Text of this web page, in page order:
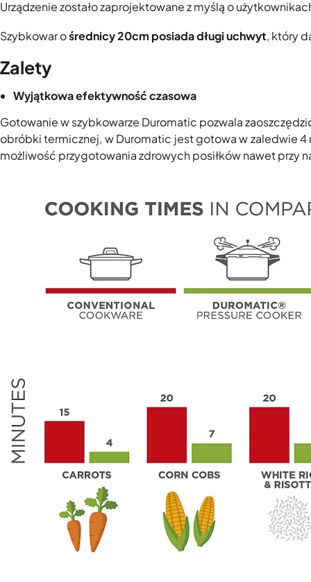
Urządzenie zostało zaprojektowane z myślą o
Szybkowar ośrednicy 20cm posiada długi uchwyt, który
Zalety
Wyjątkowa efektywność czasowa
Gotowanie w szybkowarze Duromatic pozwala
obróbki termicznej, w Duromatic jest gotowa w zaledwie
możliwość przygotowania zdrowych posiłków nawet przy